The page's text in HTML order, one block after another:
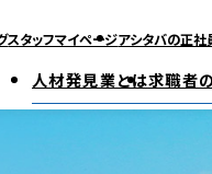
スタッフマイページアシタバの正社
人材発見業とは求職者